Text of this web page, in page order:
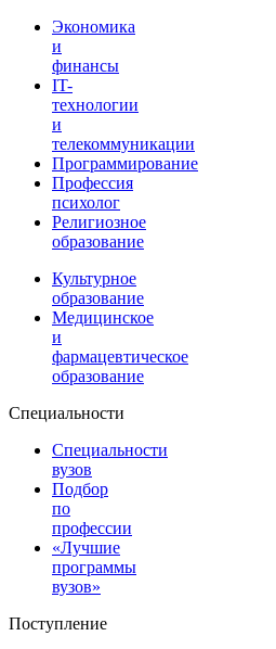
Экономика
и
финансы
IT-
технологии
и
телекоммуникации
Программирование
Профессия
психолог
Религиозное
образование
Культурное
образование
Медицинское
и
фармацевтическое
образование
Специальности
Специальности
вузов
Подбор
по
профессии
«Лучшие
программы
вузов»
Поступление